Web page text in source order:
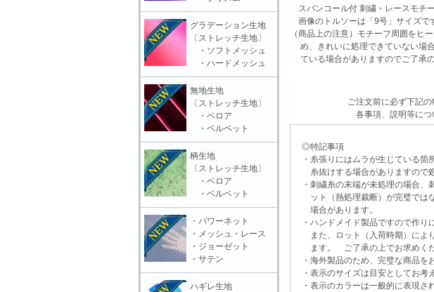
スパンコール付 刺繍・レースモチ
画像のトルソーは「9号」サイズで
（商品上の注意）モチーフ周囲をヒ
め、きれいに処理できていない場
ている場合がありますのでご了承の
ご注文前に必ず下記の
各事項、説明等につ
◎特記事項
・糸張りにはムラが生じている箇
糸抜けする場合がありますので処
・刺繍糸の末端が未処理の場合、
ット（熱処理裁断）が完璧ではな
場合があります。
・ハンドメイド製品ですので作り
また、ロット（入荷時期）によ
ます。 ご了承の上でお求めくだ
・海外製品のため、完璧な商品を
・表示のサイズは目安としてお考
・表示のカラーは一般的に表現さ
グラデーション生地
〔ストレッチ生地〕
・ソフトメッシュ
・ハードメッシュ
無地生地
〔ストレッチ生地〕
・ベロア
・ベルベット
柄生地
〔ストレッチ生地〕
・ベロア
・ベルベット
・パワーネット
・メッシュ・レース
・ジョーゼット
・サテン
ハギレ生地